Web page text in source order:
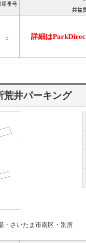
屋番号
共益
- 詳細は
井パーキング
・さいたま市南区・別所